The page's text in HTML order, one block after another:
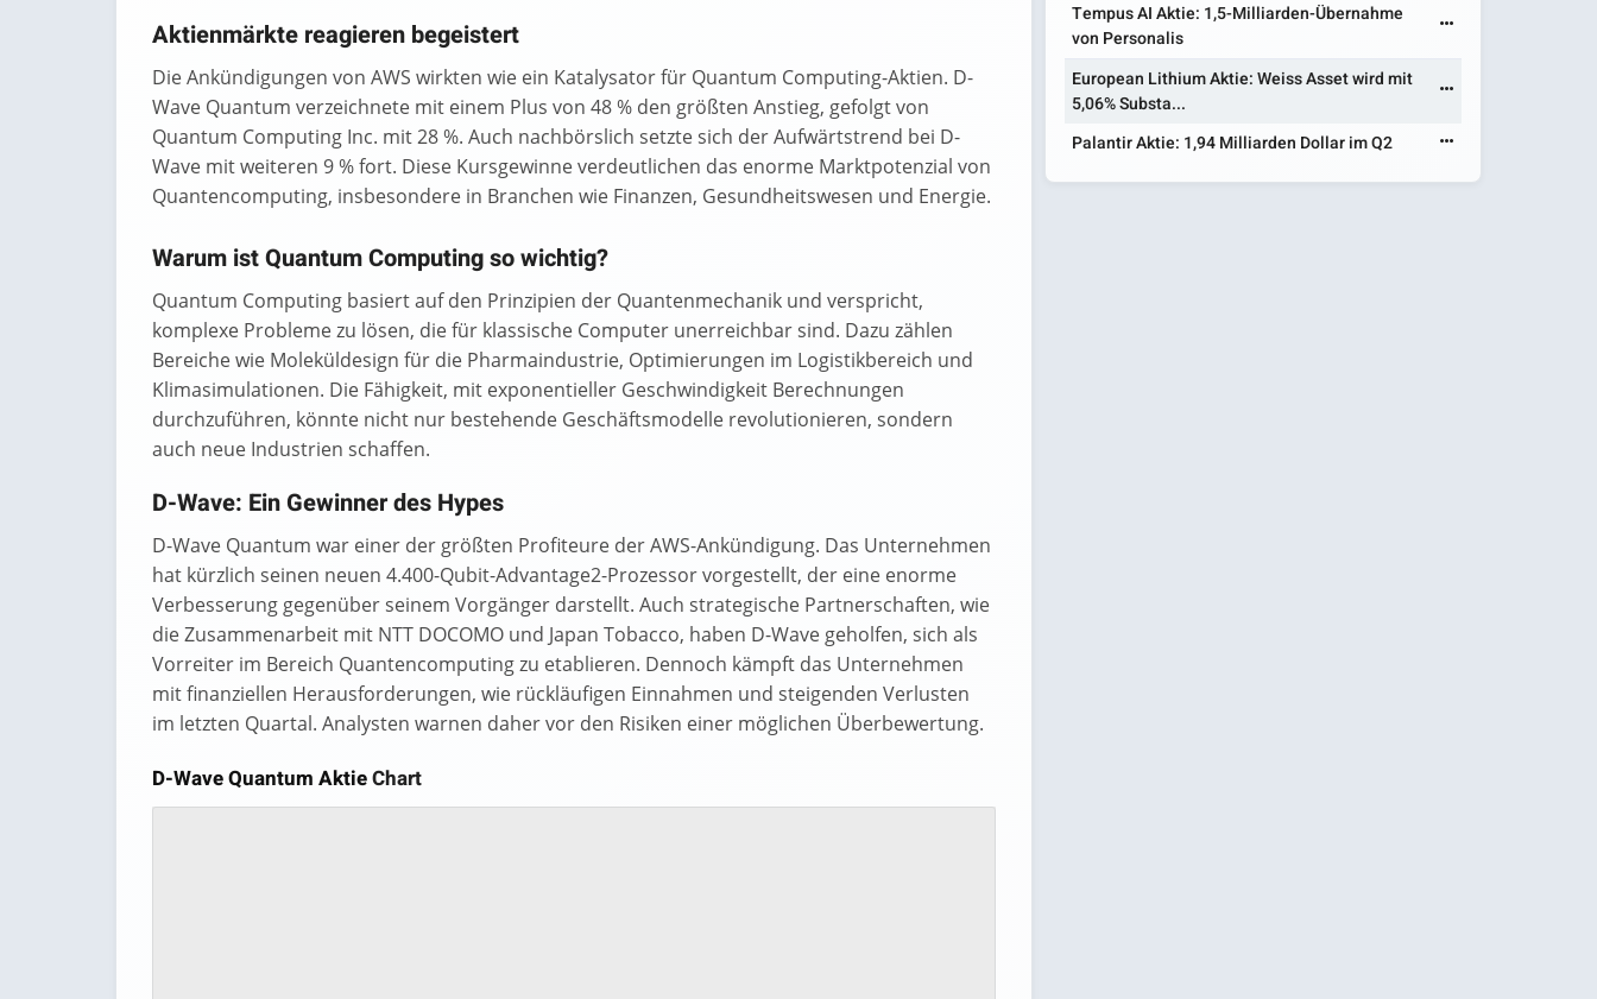
Aktienmärkte reagieren begeistert
Die Ankündigungen von AWS wirkten wie ein Katalysator für Quantum Computing-Aktien. D-
Wave Quantum verzeichnete mit einem Plus von 48 % den größten Anstieg, gefolgt von
Quantum Computing Inc. mit 28 %. Auch nachbörslich setzte sich der Aufwärtstrend bei D-
Wave mit weiteren 9 % fort. Diese Kursgewinne verdeutlichen das enorme Marktpotenzial von
Quantencomputing, insbesondere in Branchen wie Finanzen, Gesundheitswesen und Energie.
Warum ist Quantum Computing so wichtig?
Quantum Computing basiert auf den Prinzipien der Quantenmechanik und verspricht,
komplexe Probleme zu lösen, die für klassische Computer unerreichbar sind. Dazu zählen
Bereiche wie Moleküldesign für die Pharmaindustrie, Optimierungen im Logistikbereich und
Klimasimulationen. Die Fähigkeit, mit exponentieller Geschwindigkeit Berechnungen
durchzuführen, könnte nicht nur bestehende Geschäftsmodelle revolutionieren, sondern
auch neue Industrien schaffen.
D-Wave: Ein Gewinner des Hypes
D-Wave Quantum war einer der größten Profiteure der AWS-Ankündigung. Das Unternehmen
hat kürzlich seinen neuen 4.400-Qubit-Advantage2-Prozessor vorgestellt, der eine enorme
Verbesserung gegenüber seinem Vorgänger darstellt. Auch strategische Partnerschaften, wie
die Zusammenarbeit mit NTT DOCOMO und Japan Tobacco, haben D-Wave geholfen, sich als
Vorreiter im Bereich Quantencomputing zu etablieren. Dennoch kämpft das Unternehmen
mit finanziellen Herausforderungen, wie rückläufigen Einnahmen und steigenden Verlusten
im letzten Quartal. Analysten warnen daher vor den Risiken einer möglichen Überbewertung.
D-Wave Quantum AktieChart
Tempus AI Aktie: 1,5-Milliarden-Übernahme
von Personalis
European Lithium Aktie: Weiss Asset wird mit
5,06% Substa...
Palantir Aktie: 1,94 Milliarden Dollar im Q2